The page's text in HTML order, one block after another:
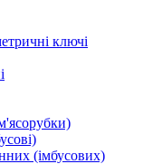
ключі
(імбусових)